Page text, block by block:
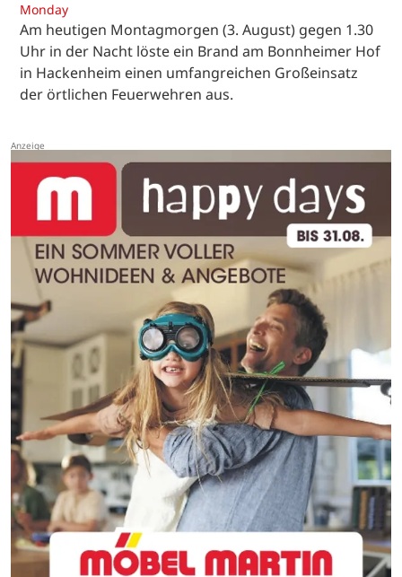
Monday
Am heutigen Montagmorgen (3. August) gegen 1.30
Uhr in der Nacht löste ein Brand am Bonnheimer Hof
in Hackenheim einen umfangreichen Großeinsatz
der örtlichen Feuerwehren aus.